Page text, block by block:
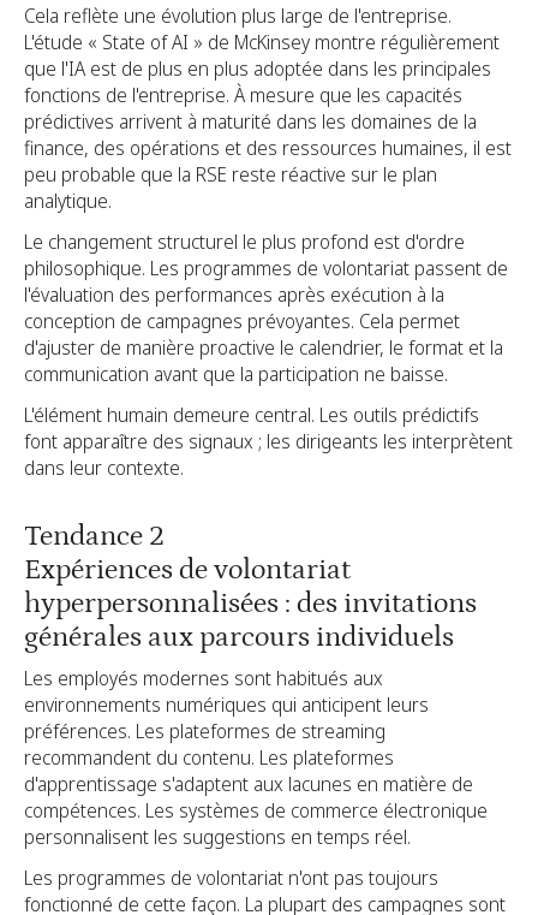
Cela reflète une évolution plus large de l'entreprise.
L'étude « State of AI » de McKinsey montre régulièrement
que l'IA est de plus en plus adoptée dans les principales
fonctions de l'entreprise. À mesure que les capacités
prédictives arrivent à maturité dans les domaines de la
finance, des opérations et des ressources humaines, il est
peu probable que la RSE reste réactive sur le plan
analytique.
Le changement structurel le plus profond est d'ordre
philosophique. Les programmes de volontariat passent de
l'évaluation des performances après exécution à la
conception de campagnes prévoyantes. Cela permet
d'ajuster de manière proactive le calendrier, le format et la
communication avant que la participation ne baisse.
L'élément humain demeure central. Les outils prédictifs
font apparaître des signaux ; les dirigeants les interprètent
dans leur contexte.
Tendance 2
Expériences de volontariat
hyperpersonnalisées : des invitations
générales aux parcours individuels
Les employés modernes sont habitués aux
environnements numériques qui anticipent leurs
préférences. Les plateformes de streaming
recommandent du contenu. Les plateformes
d'apprentissage s'adaptent aux lacunes en matière de
compétences. Les systèmes de commerce électronique
personnalisent les suggestions en temps réel.
Les programmes de volontariat n'ont pas toujours
fonctionné de cette façon. La plupart des campagnes sont